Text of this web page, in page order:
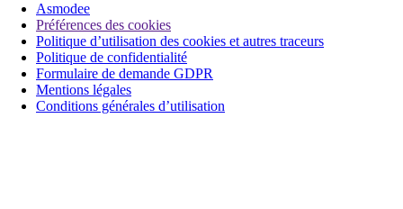
Asmodee
Préférences des cookies
Politique d’utilisation des cookies et autres traceurs
Politique de confidentialité
Formulaire de demande GDPR
Mentions légales
Conditions générales d’utilisation